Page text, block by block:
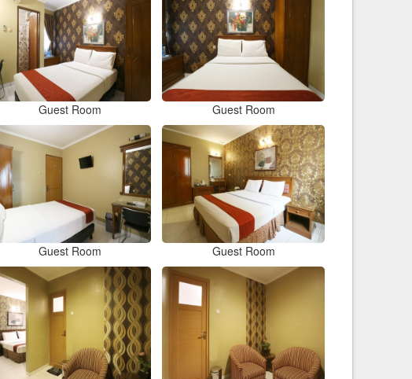
Guest Room Guest Room
Guest Room Guest Room